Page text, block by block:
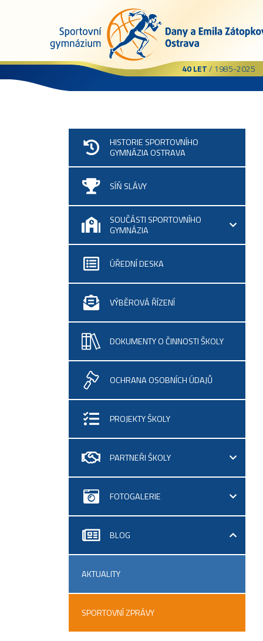
40 LET/ 1985-2025
HISTORIE SPORTOVNÍHO
GYMNÁZIA OSTRAVA
SÍŇ SLÁVY
SOUČÁSTI SPORTOVNÍHO
GYMNÁZIA
ÚŘEDNÍ DESKA
VÝBĚROVÁ ŘÍZENÍ
DOKUMENTY O ČINNOSTI ŠKOLY
OCHRANA OSOBNÍCH ÚDAJŮ
PROJEKTY ŠKOLY
PARTNEŘI ŠKOLY
FOTOGALERIE
BLOG
AKTUALITY
SPORTOVNÍ ZPRÁVY